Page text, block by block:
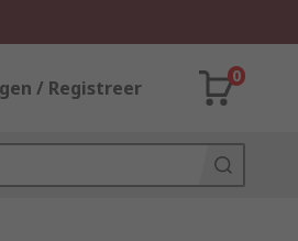
/ Registreer
0